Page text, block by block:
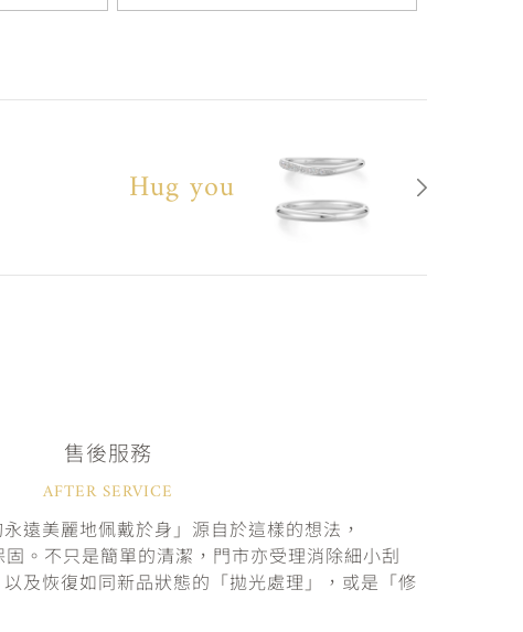
Hug you
售後服務
AFTER SERVICE
遠美麗地佩戴於身」源自於這樣的想法，
。不只是簡單的清潔，門市亦受理消除細小刮
及恢復如同新品狀態的「拋光處理」，或是「修